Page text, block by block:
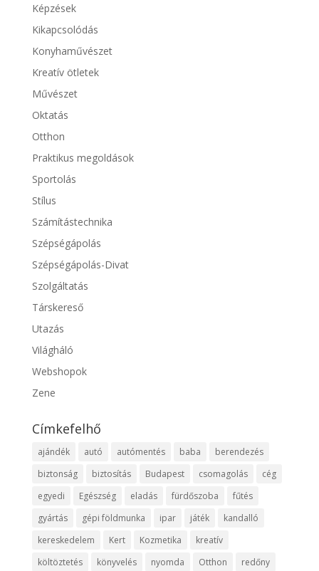
Képzések
Kikapcsolódás
Konyhaművészet
Kreatív ötletek
Művészet
Oktatás
Otthon
Praktikus megoldások
Sportolás
Stílus
Számítástechnika
Szépségápolás
Szépségápolás-Divat
Szolgáltatás
Társkereső
Utazás
Világháló
Webshopok
Zene
Címkefelhő
ajándék autó autómentés baba
berendezés
biztonság
biztosítás Budapest csomagolás
cég
egyedi
Egészség eladás fürdőszoba
fűtés
gyártás
gépi földmunka ipar játék
kandalló
kereskedelem
Kert Kozmetika
kreatív
költöztetés
könyvelés nyomda Otthon redőny